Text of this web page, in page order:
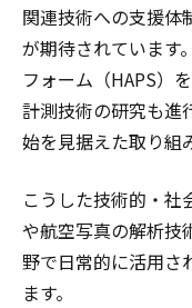
関連技術への支援体
が期待されています
フォーム（HAPS）
計測技術の研究も進
始を見据えた取り組
こうした技術的・社
や航空写真の解析技
野で日常的に活用さ
ます。